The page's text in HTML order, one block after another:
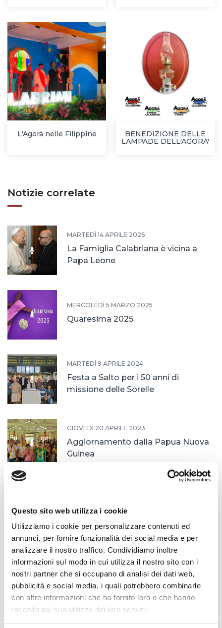
Questo sito web utilizza i cookie
Utilizziamo i cookie per personalizzare contenuti ed
annunci, per fornire funzionalità dei social media e per
analizzare il nostro traffico. Condividiamo inoltre
informazioni sul modo in cui utilizza il nostro sito con i
nostri partner che si occupano di analisi dei dati web,
pubblicità e social media, i quali potrebbero combinarle
con altre informazioni che ha fornito loro o che hanno
raccolto dal suo utilizzo dei loro servizi.
L'Agorà nelle Filippine
BENEDIZIONE DELLE
LAMPADE DELL'AGORA'
Notizie correlate
MARTEDÌ 14 APRILE 2026
La Famiglia Calabriana è vicina a
Papa Leone
MERCOLEDÌ 5 MARZO 2025
Quaresima 2025
MARTEDÌ 9 APRILE 2024
Festa a Salto per i 50 anni di
missione delle Sorelle
GIOVEDÌ 20 APRILE 2023
Aggiornamento dalla Papua Nuova
Guinea
Il Casante in Guinea Bissau
Esercizi spirituali nella Delegazone
Inmaculada